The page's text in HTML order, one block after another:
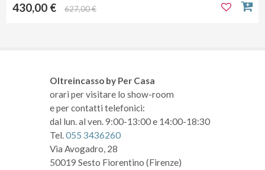
430,00 € 627,00 €
Oltreincasso by Per Casa
orari per visitare lo show-room
e per contatti telefonici:
dal lun. al ven. 9:00-13:00 e 14:00-18:30
Tel.055 3436260
Via Avogadro, 28
50019 Sesto Fiorentino (Firenze)